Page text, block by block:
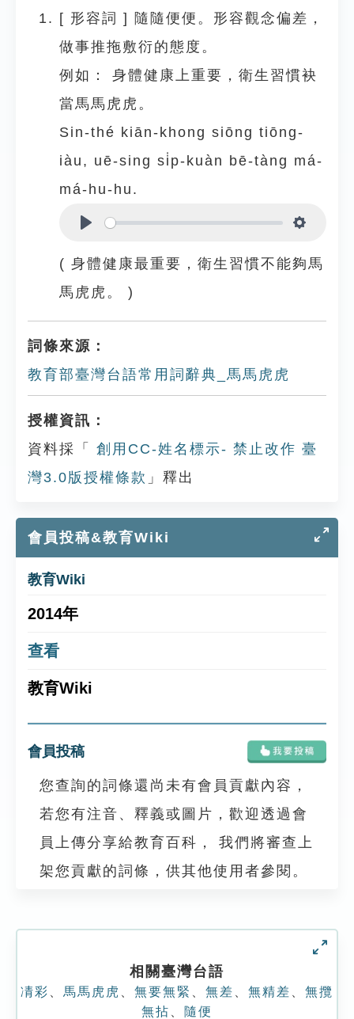
[ 形容詞 ] 隨隨便便。形容觀念偏差，
做事推拖敷衍的態度。
例如：
身體健康上重要，衛生習慣袂
當馬馬虎虎。
Sin-thé kiān-khong siōng tiōng-
iàu, uē-sing si̍p-kuàn bē-tàng má-
má-hu-hu.
( 身體健康最重要，衛生習慣不能夠馬
馬虎虎。 )
詞條來源：
教育部臺灣台語常用詞辭典_馬馬虎虎
授權資訊：
資料採「
創用CC-姓名標示- 禁止改作 臺
灣3.0版授權條款 」釋出
會員投稿&教育Wiki
教育Wiki
2014年
查看
教育Wiki
會員投稿
您查詢的詞條還尚未有會員貢獻內容，
若您有注音、釋義或圖片，歡迎透過會
員上傳分享給教育百科， 我們將審查上
架您貢獻的詞條，供其他使用者參閱。
相關臺灣台語
凊彩 馬馬虎虎 無要無緊 無差 無精差
無攬
無拈
隨便